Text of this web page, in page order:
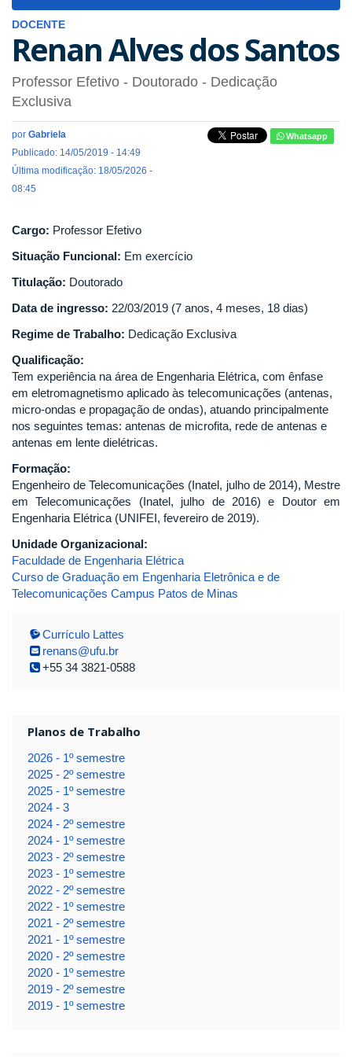
DOCENTE
Renan Alves dos Santos
Professor Efetivo - Doutorado - Dedicação
Exclusiva
por Gabriela
Publicado: 14/05/2019 - 14:49
Última modificação: 18/05/2026 -
08:45
Whatsapp
Cargo: Professor Efetivo
Situação Funcional: Em exercício
Titulação: Doutorado
Data de ingresso: 22/03/2019 (7 anos, 4 meses, 18 dias)
Regime de Trabalho: Dedicação Exclusiva
Qualificação:
Tem experiência na área de Engenharia Elétrica, com ênfase
em eletromagnetismo aplicado às telecomunicações (antenas,
micro-ondas e propagação de ondas), atuando principalmente
nos seguintes temas: antenas de microfita, rede de antenas e
antenas em lente dielétricas.
Formação:
Engenheiro de Telecomunicações (Inatel, julho de 2014), Mestre
em Telecomunicações (Inatel, julho de 2016) e Doutor em
Engenharia Elétrica (UNIFEI, fevereiro de 2019).
Unidade Organizacional:
Faculdade de Engenharia Elétrica
Curso de Graduação em Engenharia Eletrônica e de
Telecomunicações Campus Patos de Minas
Currículo Lattes
renans@ufu.br
+55 34 3821-0588
Planos de Trabalho
2026 - 1º semestre
2025 - 2º semestre
2025 - 1º semestre
2024 - 3
2024 - 2º semestre
2024 - 1º semestre
2023 - 2º semestre
2023 - 1º semestre
2022 - 2º semestre
2022 - 1º semestre
2021 - 2º semestre
2021 - 1º semestre
2020 - 2º semestre
2020 - 1º semestre
2019 - 2º semestre
2019 - 1º semestre